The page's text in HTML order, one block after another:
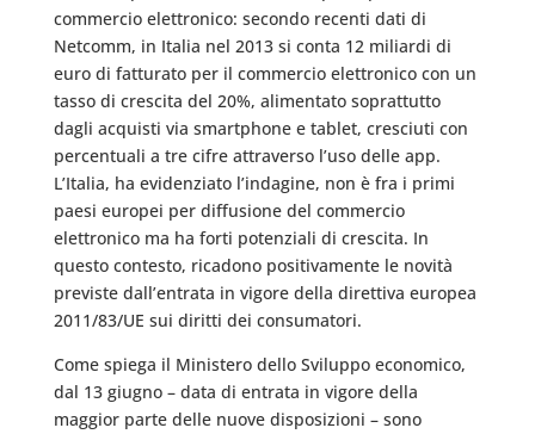
commercio elettronico: secondo recenti dati di
Netcomm, in Italia nel 2013 si conta 12 miliardi di
euro di fatturato per il commercio elettronico con un
tasso di crescita del 20%, alimentato soprattutto
dagli acquisti via smartphone e tablet, cresciuti con
percentuali a tre cifre attraverso l’uso delle app.
L’Italia, ha evidenziato l’indagine, non è fra i primi
paesi europei per diffusione del commercio
elettronico ma ha forti potenziali di crescita. In
questo contesto, ricadono positivamente le novità
previste dall’entrata in vigore della direttiva europea
2011/83/UE sui diritti dei consumatori.
Come spiega il Ministero dello Sviluppo economico,
dal 13 giugno – data di entrata in vigore della
maggior parte delle nuove disposizioni – sono